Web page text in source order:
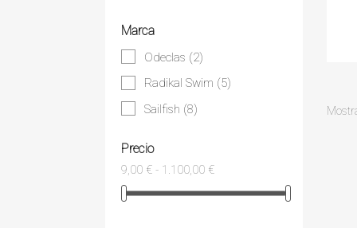
Marca
Odeclas (2)
Radikal Swim (5)
Sailfish (8)
Precio
9,00 € - 1.100,00 €